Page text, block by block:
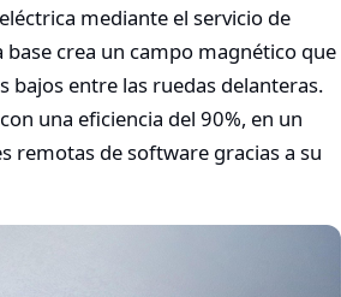
mediante el servicio de
crea un campo magnético que
bajos entre las ruedas delanteras.
una eficiencia del 90%, en un
remotas de software gracias a su